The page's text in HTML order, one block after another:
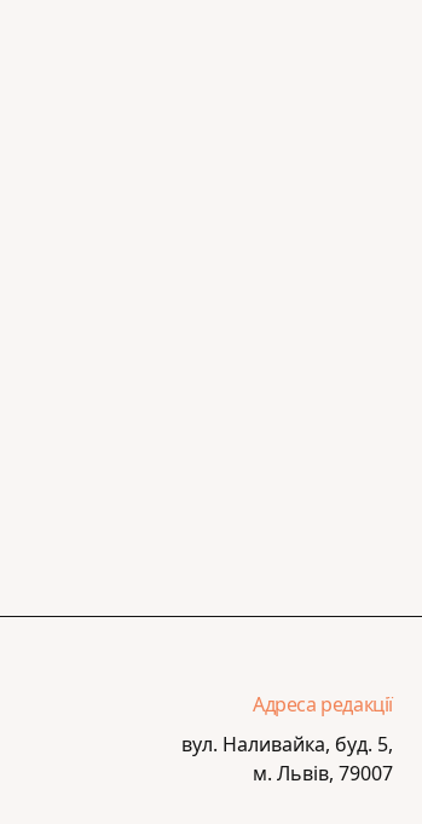
Адреса редакції
вул. Наливайка, буд. 5,
м. Львів, 79007